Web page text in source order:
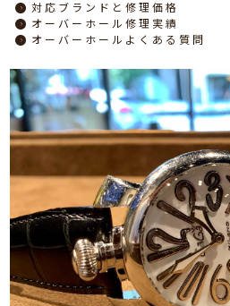
対応ブランドと修理価格
オーバーホール修理実績
オーバーホール よくある質問